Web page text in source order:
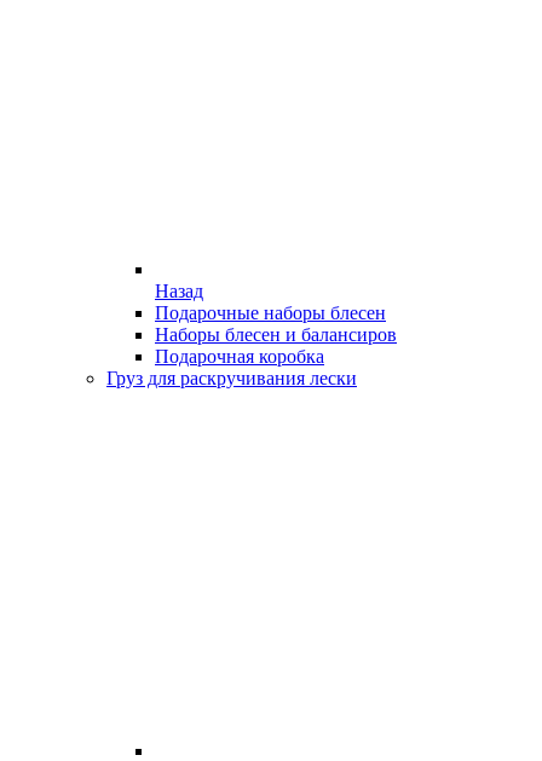
Назад
Подарочные наборы блесен
Наборы блесен и балансиров
Подарочная коробка
Груз для раскручивания лески